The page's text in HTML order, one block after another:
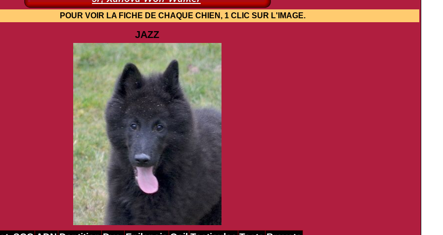
VOIR LA FICHE DE CHAQUE CHIEN, 1 CLIC SUR L'IMAGE.
JAZZ